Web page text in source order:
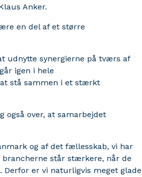
Anker.
en del af et større
udnytte synergierne på tværs af
igen i hele
stå sammen i et stærkt
også over, at samarbejdet
og af det fællesskab, vi har
brancherne står stærkere, når de
er vi naturligvis meget glade